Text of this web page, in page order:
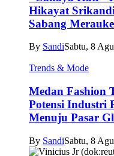
Hikayat
Sabang
By SandiSabtu, 8
Trends & Mode
Medan Fashion
Potensi Industri
Menuju Pasar
By SandiSabtu, 8